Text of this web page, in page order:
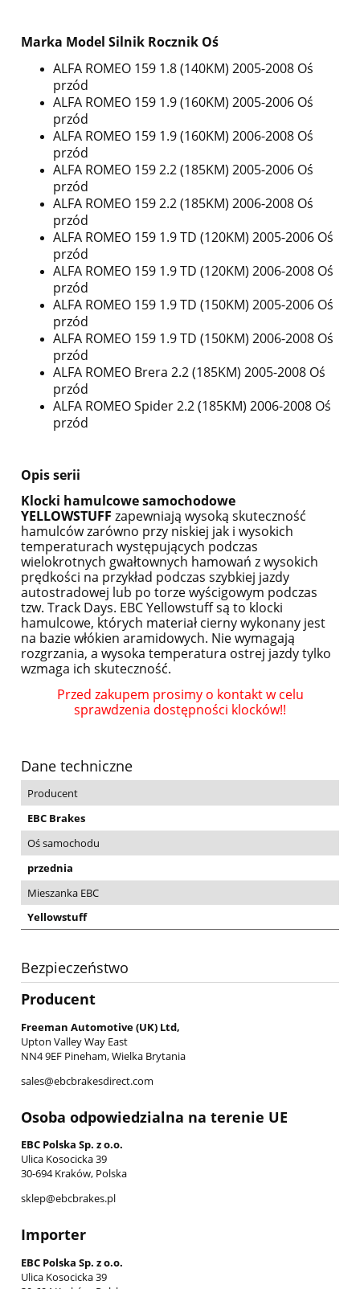
Marka Model Silnik Rocznik Oś
ALFA ROMEO 159 1.8 (140KM) 2005-2008 Oś
przód
ALFA ROMEO 159 1.9 (160KM) 2005-2006 Oś
przód
ALFA ROMEO 159 1.9 (160KM) 2006-2008 Oś
przód
ALFA ROMEO 159 2.2 (185KM) 2005-2006 Oś
przód
ALFA ROMEO 159 2.2 (185KM) 2006-2008 Oś
przód
ALFA ROMEO 159 1.9 TD (120KM) 2005-2006 Oś
przód
ALFA ROMEO 159 1.9 TD (120KM) 2006-2008 Oś
przód
ALFA ROMEO 159 1.9 TD (150KM) 2005-2006 Oś
przód
ALFA ROMEO 159 1.9 TD (150KM) 2006-2008 Oś
przód
ALFA ROMEO Brera 2.2 (185KM) 2005-2008 Oś
przód
ALFA ROMEO Spider 2.2 (185KM) 2006-2008 Oś
przód
Opis serii
Klocki hamulcowe samochodowe
YELLOWSTUFF zapewniają wysoką skuteczność
hamulców zarówno przy niskiej jak i wysokich
temperaturach występujących podczas
wielokrotnych gwałtownych hamowań z wysokich
prędkości na przykład podczas szybkiej jazdy
autostradowej lub po torze wyścigowym podczas
tzw. Track Days. EBC Yellowstuff są to klocki
hamulcowe, których materiał cierny wykonany jest
na bazie włókien aramidowych. Nie wymagają
rozgrzania, a wysoka temperatura ostrej jazdy tylko
wzmaga ich skuteczność.
Przed zakupem prosimy o kontakt w celu
sprawdzenia dostępności klocków!!
Dane techniczne
Producent
EBC Brakes
Oś samochodu
przednia
Mieszanka EBC
Yellowstuff
Bezpieczeństwo
Producent
Freeman Automotive (UK) Ltd,
Upton Valley Way East
NN4 9EF Pineham, Wielka Brytania
sales@ebcbrakesdirect.com
Osoba odpowiedzialna na terenie UE
EBC Polska Sp. z o.o.
Ulica Kosocicka 39
30-694 Kraków, Polska
sklep@ebcbrakes.pl
Importer
EBC Polska Sp. z o.o.
Ulica Kosocicka 39